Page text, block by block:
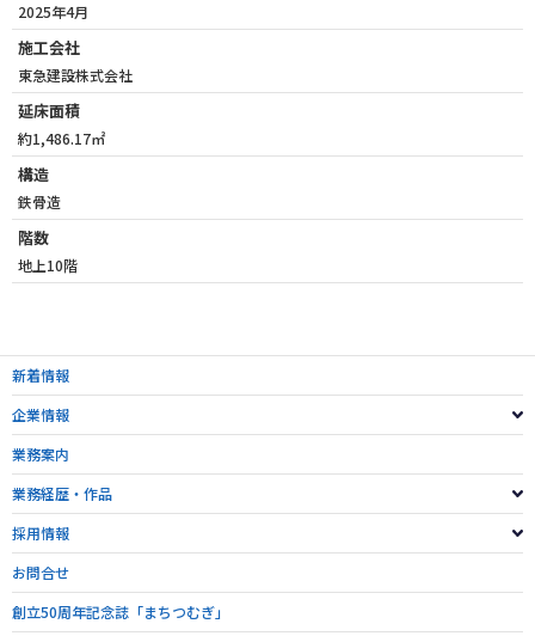
2025年4月
施工会社
東急建設株式会社
延床面積
約1,486.17㎡
構造
鉄骨造
階数
地上10階
新着情報
企業情報
業務案内
業務経歴・作品
採用情報
お問合せ
創立50周年記念誌「まちつむぎ」